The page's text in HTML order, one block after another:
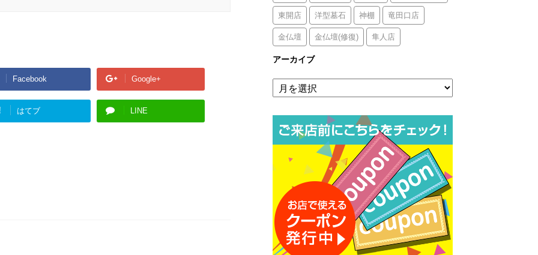
Facebook Google+
はてブ LINE
東開店 洋型墓石 神棚 竜田口店
金仏壇 金仏壇(修復) 隼人店
アーカイブ
ア
ー
ブ